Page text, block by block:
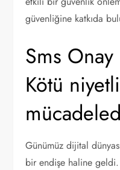
güvenliğine katkıda
Sms
Kötü
Günümüz dijital
bir endişe haline geldi.